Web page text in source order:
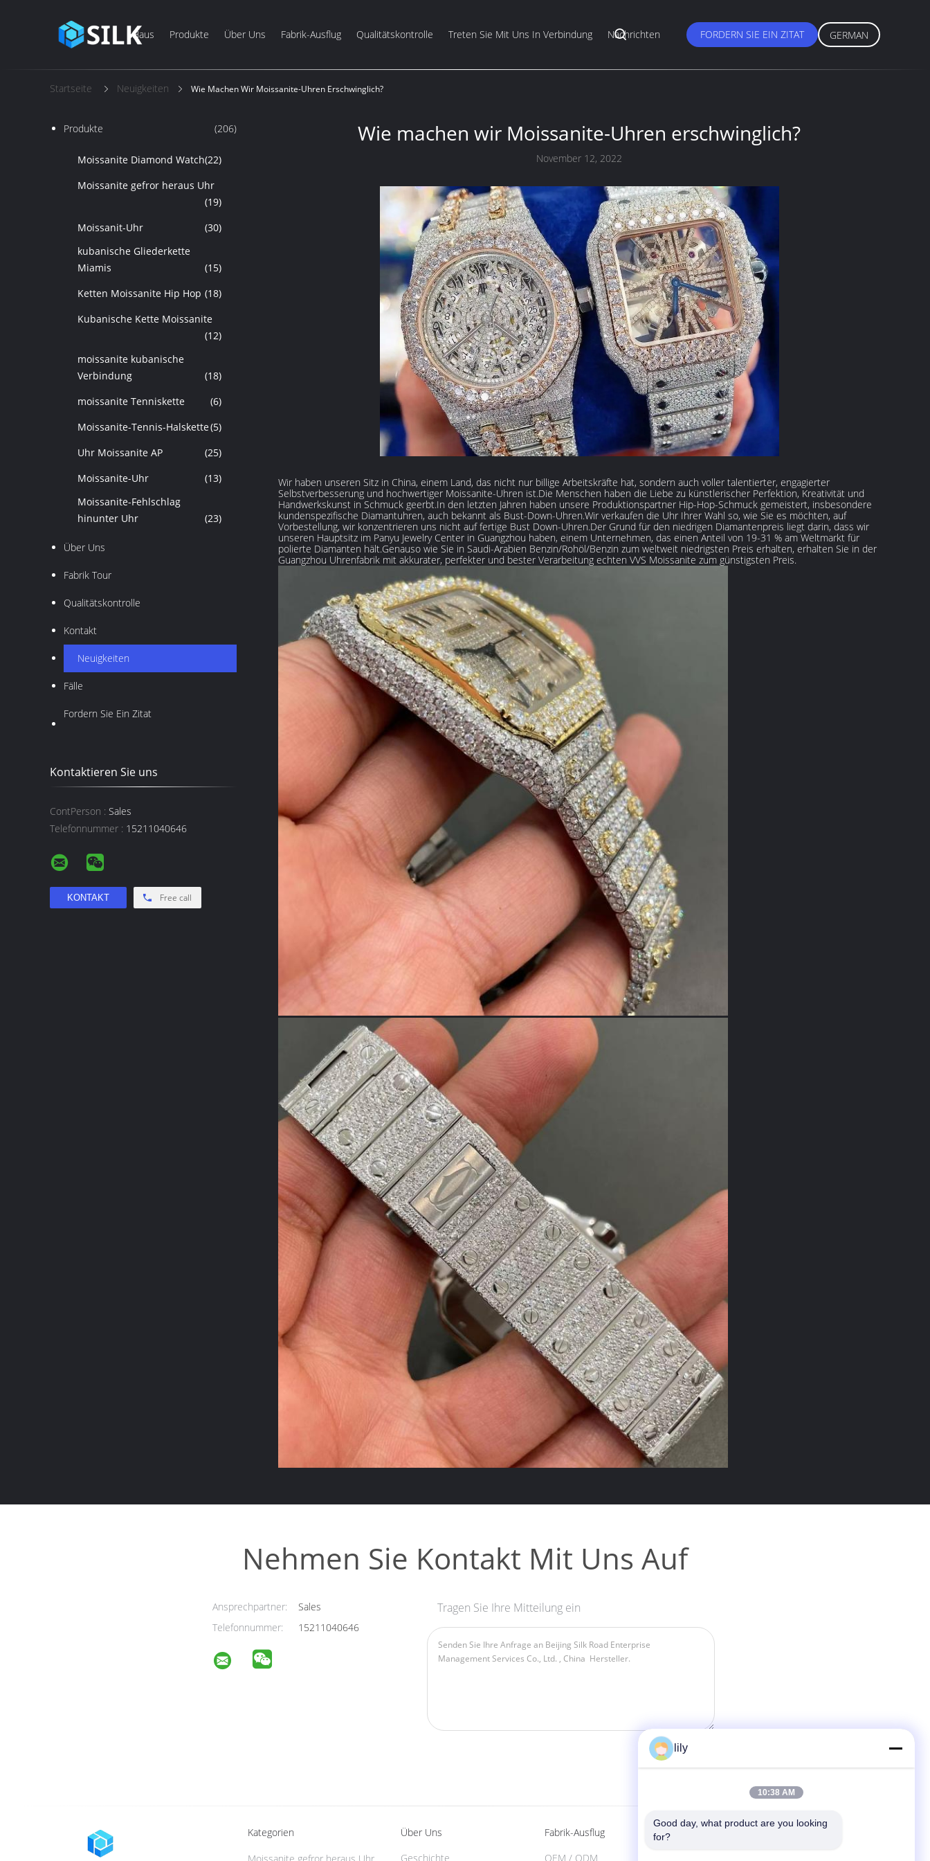
Haus Produkte Über Uns Fabrik-Ausflug Qualitätskontrolle Treten Sie Mit Uns In Verbindung Nachrichten FORDERN SIE EIN ZITAT GERMAN
Startseite Neuigkeiten Wie Machen Wir Moissanite-Uhren Erschwinglich?
Produkte (206)
Moissanite Diamond Watch(22)
Moissanite gefror heraus Uhr
(19)
Moissanit-Uhr
(30)
kubanische Gliederkette
Miamis
(15)
Ketten Moissanite Hip Hop (18)
Kubanische Kette Moissanite
(12)
moissanite kubanische
Verbindung
(18)
moissanite Tenniskette
(6)
Moissanite-Tennis-Halskette(5)
Uhr Moissanite AP
(25)
Moissanite-Uhr
(13)
Moissanite-Fehlschlag
hinunter Uhr
(23)
Über Uns
Fabrik Tour
Qualitätskontrolle
Kontakt
Neuigkeiten
Fälle
Fordern Sie Ein Zitat
Kontaktieren Sie uns
ContPerson : Sales
Telefonnummer : 15211040646
Free call
Wie machen wir Moissanite-Uhren erschwinglich?
November 12, 2022
Wir haben unseren Sitz in China, einem Land, das nicht nur billige Arbeitskräfte hat, sondern auch voller talentierter, engagierter
Selbstverbesserung und hochwertiger Moissanite-Uhren ist.Die Menschen haben die Liebe zu künstlerischer Perfektion, Kreativität und
Handwerkskunst in Schmuck geerbt.In den letzten Jahren haben unsere Produktionspartner Hip-Hop-Schmuck gemeistert, insbesondere
kundenspezifische Diamantuhren, auch bekannt als Bust-Down-Uhren.Wir verkaufen die Uhr Ihrer Wahl so, wie Sie es möchten, auf
Vorbestellung, wir konzentrieren uns nicht auf fertige Bust Down-Uhren.Der Grund für den niedrigen Diamantenpreis liegt darin, dass wir
unseren Hauptsitz im Panyu Jewelry Center in Guangzhou haben, einem Unternehmen, das einen Anteil von 19-31 % am Weltmarkt für
polierte Diamanten hält.Genauso wie Sie in Saudi-Arabien Benzin/Rohöl/Benzin zum weltweit niedrigsten Preis erhalten, erhalten Sie in der
Guangzhou Uhrenfabrik mit akkurater, perfekter und bester Verarbeitung echten VVS Moissanite zum günstigsten Preis.
Nehmen Sie Kontakt Mit Uns Auf
Ansprechpartner:
Sales
Telefonnummer:
15211040646
Tragen Sie Ihre Mitteilung ein
Kategorien
Über Uns
Geschichte
Fabrik-Ausflug
OEM / ODM
Kontakt
lily
10:38 AM
Good day, what product are you looking
for?